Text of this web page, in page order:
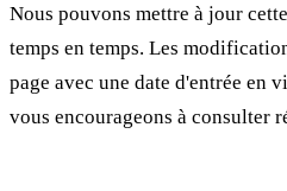
Nous pouvons mettre à jour
temps en temps. Les
page avec une date d'entrée en
vous encourageons à consulter